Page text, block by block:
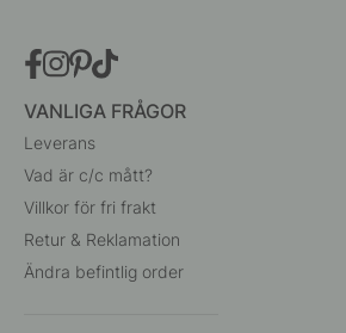
VANLIGA FRÅGOR
Leverans
Vad är c/c mått?
Villkor för fri frakt
Retur & Reklamation
Ändra befintlig order